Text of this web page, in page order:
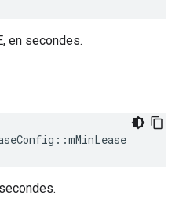
en secondes.
::mMinLease